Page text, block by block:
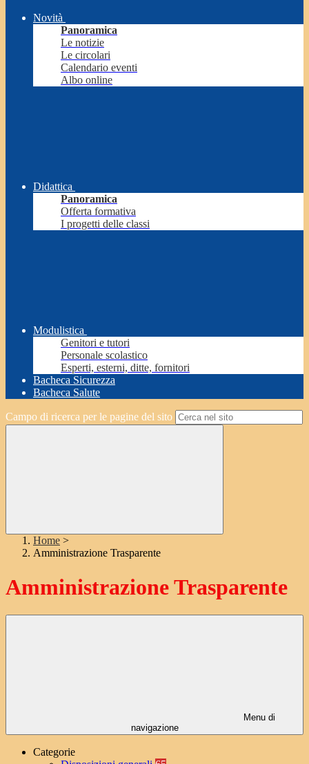
Novità
Panoramica
Le notizie
Le circolari
Calendario eventi
Albo online
Didattica
Panoramica
Offerta formativa
I progetti delle classi
Modulistica
Genitori e tutori
Personale scolastico
Esperti, esterni, ditte, fornitori
Bacheca Sicurezza
Bacheca Salute
Campo di ricerca per le pagine del sito
Home >
Amministrazione Trasparente
Amministrazione Trasparente
Menu di
navigazione
Categorie